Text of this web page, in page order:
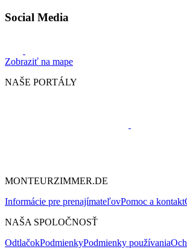
Social Media
Zobraziť na mape
NAŠE PORTÁLY
MONTEURZIMMER.DE
Informácie pre prenajímateľovPomoc a kontakt
NAŠA SPOLOČNOSŤ
OdtlačokPodmienkyPodmienky používania